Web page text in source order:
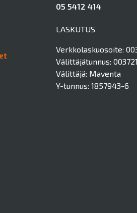
05 5412 414
LASKUTUS
Verkkolaskuosoite:
Välittäjätunnus:
Välittäjä: Maventa
Y-tunnus: 1857943-6